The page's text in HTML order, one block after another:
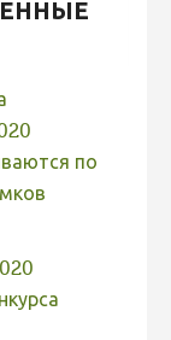
по